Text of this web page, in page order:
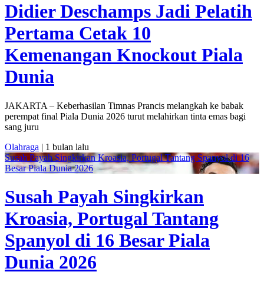
Didier Deschamps Jadi Pelatih
Pertama Cetak 10
Kemenangan Knockout Piala
Dunia
JAKARTA – Keberhasilan Timnas Prancis melangkah ke babak
perempat final Piala Dunia 2026 turut melahirkan tinta emas bagi
sang juru
Olahraga | 1 bulan lalu
Susah Payah Singkirkan Kroasia, Portugal Tantang Spanyol di 16
Besar Piala Dunia 2026
Susah Payah Singkirkan
Kroasia, Portugal Tantang
Spanyol di 16 Besar Piala
Dunia 2026